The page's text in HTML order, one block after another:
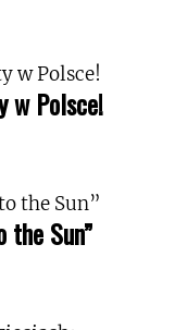
w Polsce!
the Sun”